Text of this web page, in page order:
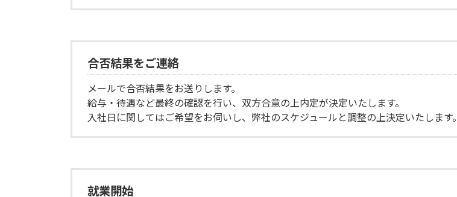
合否結果をご連絡
メールで合否結果をお送りします。
給与・待遇など最終の確認を行い、双方合意の上内定が決定いたします。
入社日に関してはご希望をお伺いし、弊社のスケジュールと調整の上決定いたします。
就業開始